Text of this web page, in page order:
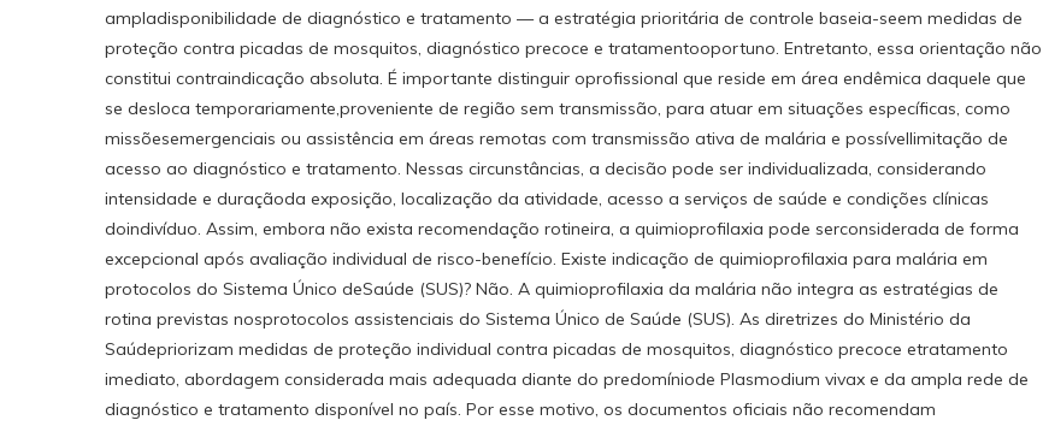
ampladisponibilidade de diagnóstico e tratamento — a estratégia prioritária de controle baseia-seem medidas de
proteção contra picadas de mosquitos, diagnóstico precoce e tratamentooportuno. Entretanto, essa orientação não
constitui contraindicação absoluta. É importante distinguir oprofissional que reside em área endêmica daquele que
se desloca temporariamente,proveniente de região sem transmissão, para atuar em situações específicas, como
missõesemergenciais ou assistência em áreas remotas com transmissão ativa de malária e possívellimitação de
acesso ao diagnóstico e tratamento. Nessas circunstâncias, a decisão pode ser individualizada, considerando
intensidade e duraçãoda exposição, localização da atividade, acesso a serviços de saúde e condições clínicas
doindivíduo. Assim, embora não exista recomendação rotineira, a quimioprofilaxia pode serconsiderada de forma
excepcional após avaliação individual de risco-benefício. Existe indicação de quimioprofilaxia para malária em
protocolos do Sistema Único deSaúde (SUS)? Não. A quimioprofilaxia da malária não integra as estratégias de
rotina previstas nosprotocolos assistenciais do Sistema Único de Saúde (SUS). As diretrizes do Ministério da
Saúdepriorizam medidas de proteção individual contra picadas de mosquitos, diagnóstico precoce etratamento
imediato, abordagem considerada mais adequada diante do predomíniode Plasmodium vivax e da ampla rede de
diagnóstico e tratamento disponível no país. Por esse motivo, os documentos oficiais não recomendam